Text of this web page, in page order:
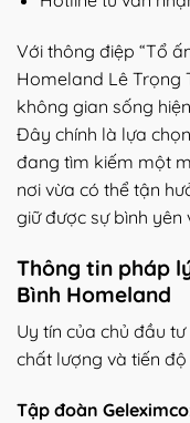
Với thông điệp “Tổ
Homeland Lê Trọng
không gian sống
Đây chính là lựa
đang tìm kiếm một
nơi vừa có thể tận
giữ được sự bình yên
Thông tin pháp
Bình Homeland
Uy tín của chủ đầu
chất lượng và tiến
Tập đoàn Geleximco